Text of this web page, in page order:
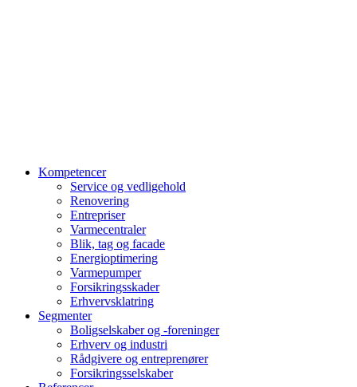
Kompetencer
Service og vedligehold
Renovering
Entrepriser
Varmecentraler
Blik, tag og facade
Energioptimering
Varmepumper
Forsikringsskader
Erhvervsklatring
Segmenter
Boligselskaber og -foreninger
Erhverv og industri
Rådgivere og entreprenører
Forsikringsselskaber